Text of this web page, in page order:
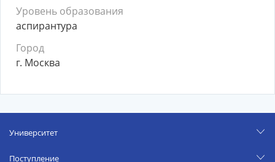
Уровень образования
аспирантура
Город
г. Москва
Университет
Поступление